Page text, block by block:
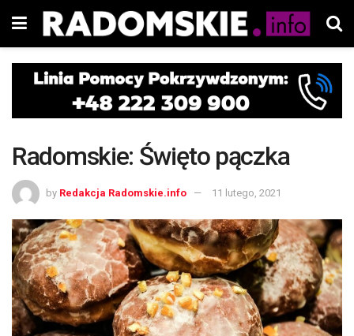
Radomskie: Święto pączka
by Redakcja Radomskie.info 11 lutego, 2021